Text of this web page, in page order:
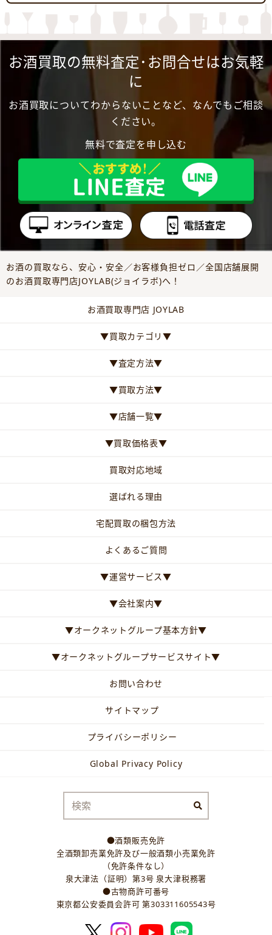
お酒買取の無料査定･お問合せはお気軽
に
お酒買取についてわからないことなど、なんでもご相談
ください。
無料で査定を申し込む
お酒の買取なら、安心・安全／お客様負担ゼロ／全国店舗展開
のお酒買取専門店JOYLAB(ジョイラボ)へ！
お酒買取専門店 JOYLAB
▼買取カテゴリ▼
▼査定方法▼
▼買取方法▼
▼店舗一覧▼
▼買取価格表▼
買取対応地域
選ばれる理由
宅配買取の梱包方法
よくあるご質問
▼運営サービス▼
▼会社案内▼
▼オークネットグループ基本方針▼
▼オークネットグループサービスサイト▼
お問い合わせ
サイトマップ
プライバシーポリシー
Global Privacy Policy
●酒類販売免許
全酒類卸売業免許及び一般酒類小売業免許
（免許条件なし）
泉大津法（証明）第3号 泉大津税務署
●古物商許可番号
東京都公安委員会許可 第303311605543号